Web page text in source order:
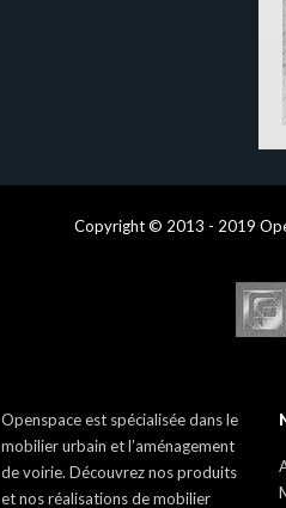
Copyright © 2013 - 2019
Openspace est spécialisée dans le
mobilier urbain et l’aménagement
de voirie. Découvrez nos produits
et nos réalisations de mobilier